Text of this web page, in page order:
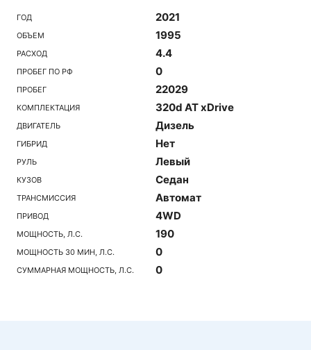
ГОД 2021
ОБЪЕМ 1995
РАСХОД 4.4
ПРОБЕГ ПО РФ 0
ПРОБЕГ 22029
КОМПЛЕКТАЦИЯ 320d AT xDrive
ДВИГАТЕЛЬ Дизель
ГИБРИД Нет
РУЛЬ Левый
КУЗОВ Седан
ТРАНСМИССИЯ Автомат
ПРИВОД 4WD
МОЩНОСТЬ, Л.С. 190
МОЩНОСТЬ 30 МИН, Л.С. 0
СУММАРНАЯ МОЩНОСТЬ, Л.С. 0